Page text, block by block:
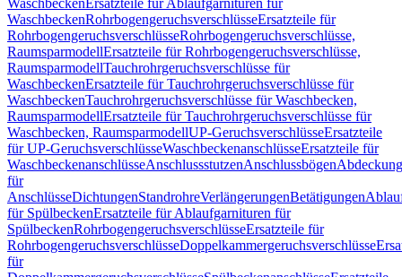
WaschbeckenErsatzteile für Ablaufgarnituren für
WaschbeckenRohrbogengeruchsverschlüsseErsatzteile für
RohrbogengeruchsverschlüsseRohrbogengeruchsverschlüsse,
RaumsparmodellErsatzteile für Rohrbogengeruchsverschlüsse,
RaumsparmodellTauchrohrgeruchsverschlüsse für
WaschbeckenErsatzteile für Tauchrohrgeruchsverschlüsse für
WaschbeckenTauchrohrgeruchsverschlüsse für Waschbecken,
RaumsparmodellErsatzteile für Tauchrohrgeruchsverschlüsse für
Waschbecken, RaumsparmodellUP-GeruchsverschlüsseErsatzteile
für UP-GeruchsverschlüsseWaschbeckenanschlüsseErsatzteile für
WaschbeckenanschlüsseAnschlussstutzenAnschlussbögen
für
AnschlüsseDichtungenStandrohreVerlängerungenBetätigungen
für SpülbeckenErsatzteile für Ablaufgarnituren für
SpülbeckenRohrbogengeruchsverschlüsseErsatzteile für
RohrbogengeruchsverschlüsseDoppelkammergeruchsverschlüsse
für